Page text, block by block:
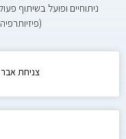
צניחת
ניתוחיים ופועל בשיתוף